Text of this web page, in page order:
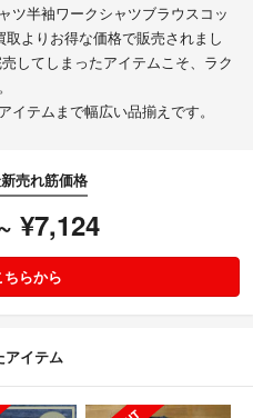
ツ半袖ワークシャツブラウスコッ
よりお得な価格で販売されまし
してしまったアイテムこそ、ラク
テムまで幅広い品揃えです。
売れ筋価格
¥7,124
らから
イテム